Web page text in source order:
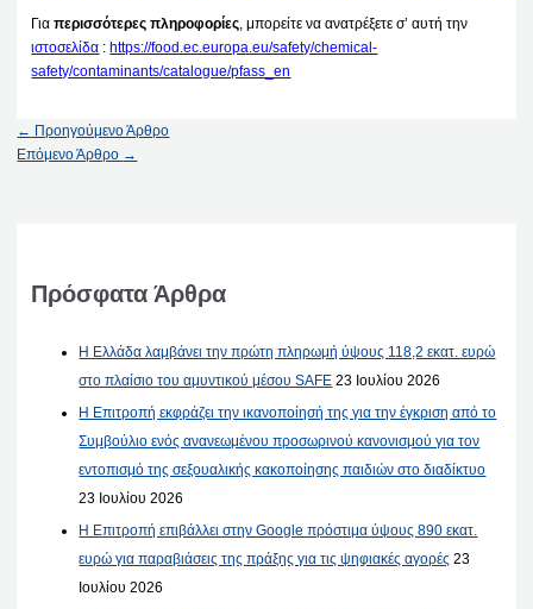
Γιαπερισσότερες πληροφορίες, μπορείτε να ανατρέξετε σ’ αυτή την
ιστοσελίδα : https://food.ec.europa.eu/safety/chemical-
safety/contaminants/catalogue/pfass_en
← Προηγούμενο Άρθρο
Επόμενο Άρθρο →
Πρόσφατα Άρθρα
Η Ελλάδα λαμβάνει την πρώτη πληρωμή ύψους 118,2 εκατ. ευρώ
στο πλαίσιο του αμυντικού μέσου SAFE 23 Ιουλίου 2026
Η Επιτροπή εκφράζει την ικανοποίησή της για την έγκριση από το
Συμβούλιο ενός ανανεωμένου προσωρινού κανονισμού για τον
εντοπισμό της σεξουαλικής κακοποίησης παιδιών στο διαδίκτυο
23 Ιουλίου 2026
Η Επιτροπή επιβάλλει στην Google πρόστιμα ύψους 890 εκατ.
ευρώ για παραβιάσεις της πράξης για τις ψηφιακές αγορές 23
Ιουλίου 2026